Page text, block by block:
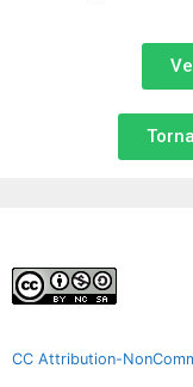
CC Attribution-